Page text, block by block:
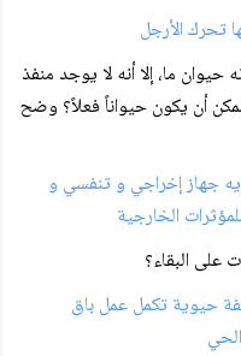
تحرك الأرجل
ما، إلا أنه لا يوجد منفذ
أن يكون حيواناً فعلاً؟ وضح
جهاز إخراجي و تنفسي و
الخارجية
على البقاء؟
حيوية تكمل عمل باق